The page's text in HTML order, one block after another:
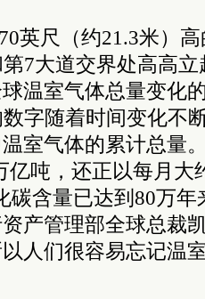
英尺（约21.3米）
7大道交界处高高
温室气体总量变化
字随着时间变化不
室气体的累计总量
亿吨，还正以每月大
碳含量已达到80万年
产管理部全球总裁
人们很容易忘记温